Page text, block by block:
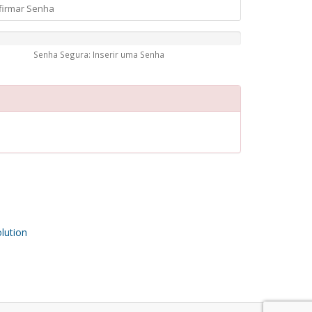
Senha Segura: Inserir uma Senha